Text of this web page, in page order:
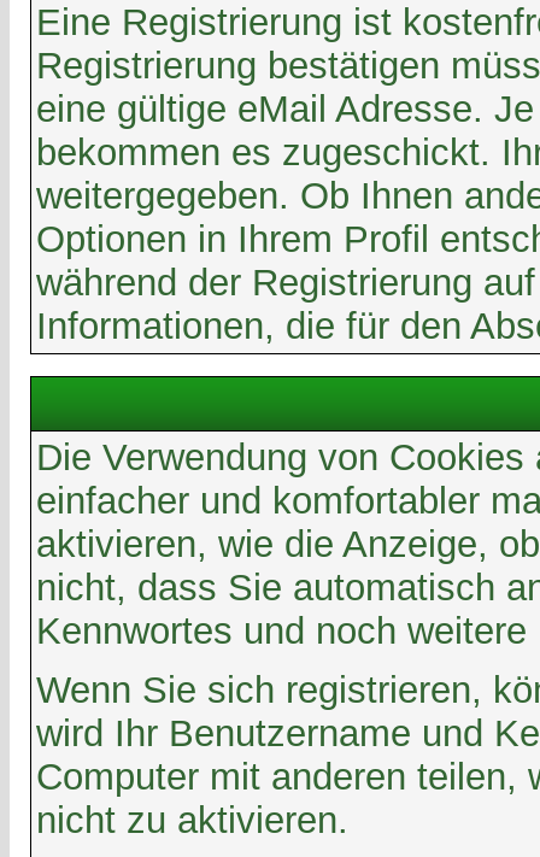
Eine Registrierung ist
Registrierung bestätigen
eine gültige eMail Adresse.
bekommen es zugeschickt.
weitergegeben. Ob Ihnen
Optionen in Ihrem Profil
während der Registrierung
Informationen, die für den
Die Verwendung von
einfacher und komfortabler
aktivieren, wie die Anzeige,
nicht, dass Sie automatisch
Kennwortes und noch
Wenn Sie sich registrieren,
wird Ihr Benutzername und
Computer mit anderen teilen,
nicht zu aktivieren.